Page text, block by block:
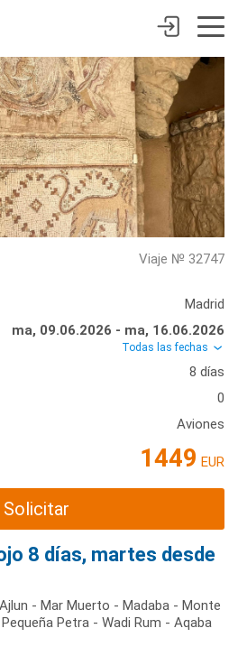
Viaje № 32747
Madrid
ma, 09.06.2026 - ma, 16.06.2026
Todas las fechas
8 días
0
Aviones
1449 EUR
Solicitar
8 días, martes desde
- Mar Muerto - Madaba - Monte
Petra - Wadi Rum - Aqaba